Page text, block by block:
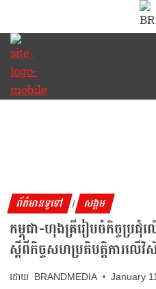
ព័ត៌មានទូទៅ | សង្គម
កម្ពុជា-ហុងគ្រីរៀបចំកិច្ចប្រជុំ
ស្តីពីកិច្ចសហប្រតិបត្តិការលើវិ
BRANDMEDIA January